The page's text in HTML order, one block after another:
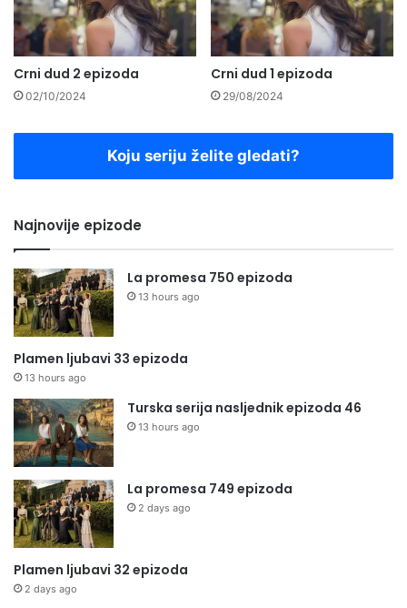
Crni dud 2 epizoda
02/10/2024
Crni dud 1 epizoda
29/08/2024
Koju seriju želite gledati?
Najnovije epizode
La promesa 750 epizoda
13 hours ago
Plamen ljubavi 33 epizoda
13 hours ago
Turska serija nasljednik epizoda 46
13 hours ago
La promesa 749 epizoda
2 days ago
Plamen ljubavi 32 epizoda
2 days ago